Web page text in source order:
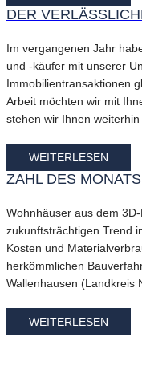
DER
Im vergangenen Jahr
und -käufer mit unserer
Immobilientransaktionen
Arbeit möchten wir mit
stehen wir Ihnen
WEITERLESEN
ZAHL DES
Wohnhäuser aus dem
zukunftsträchtigen Trend
Kosten und
herkömmlichen
Wallenhausen
WEITERLESEN